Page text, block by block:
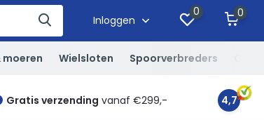
Inloggen
0 0
Wielsloten Spoorverbreders
Gratis verzending vanaf €299,- 4,7